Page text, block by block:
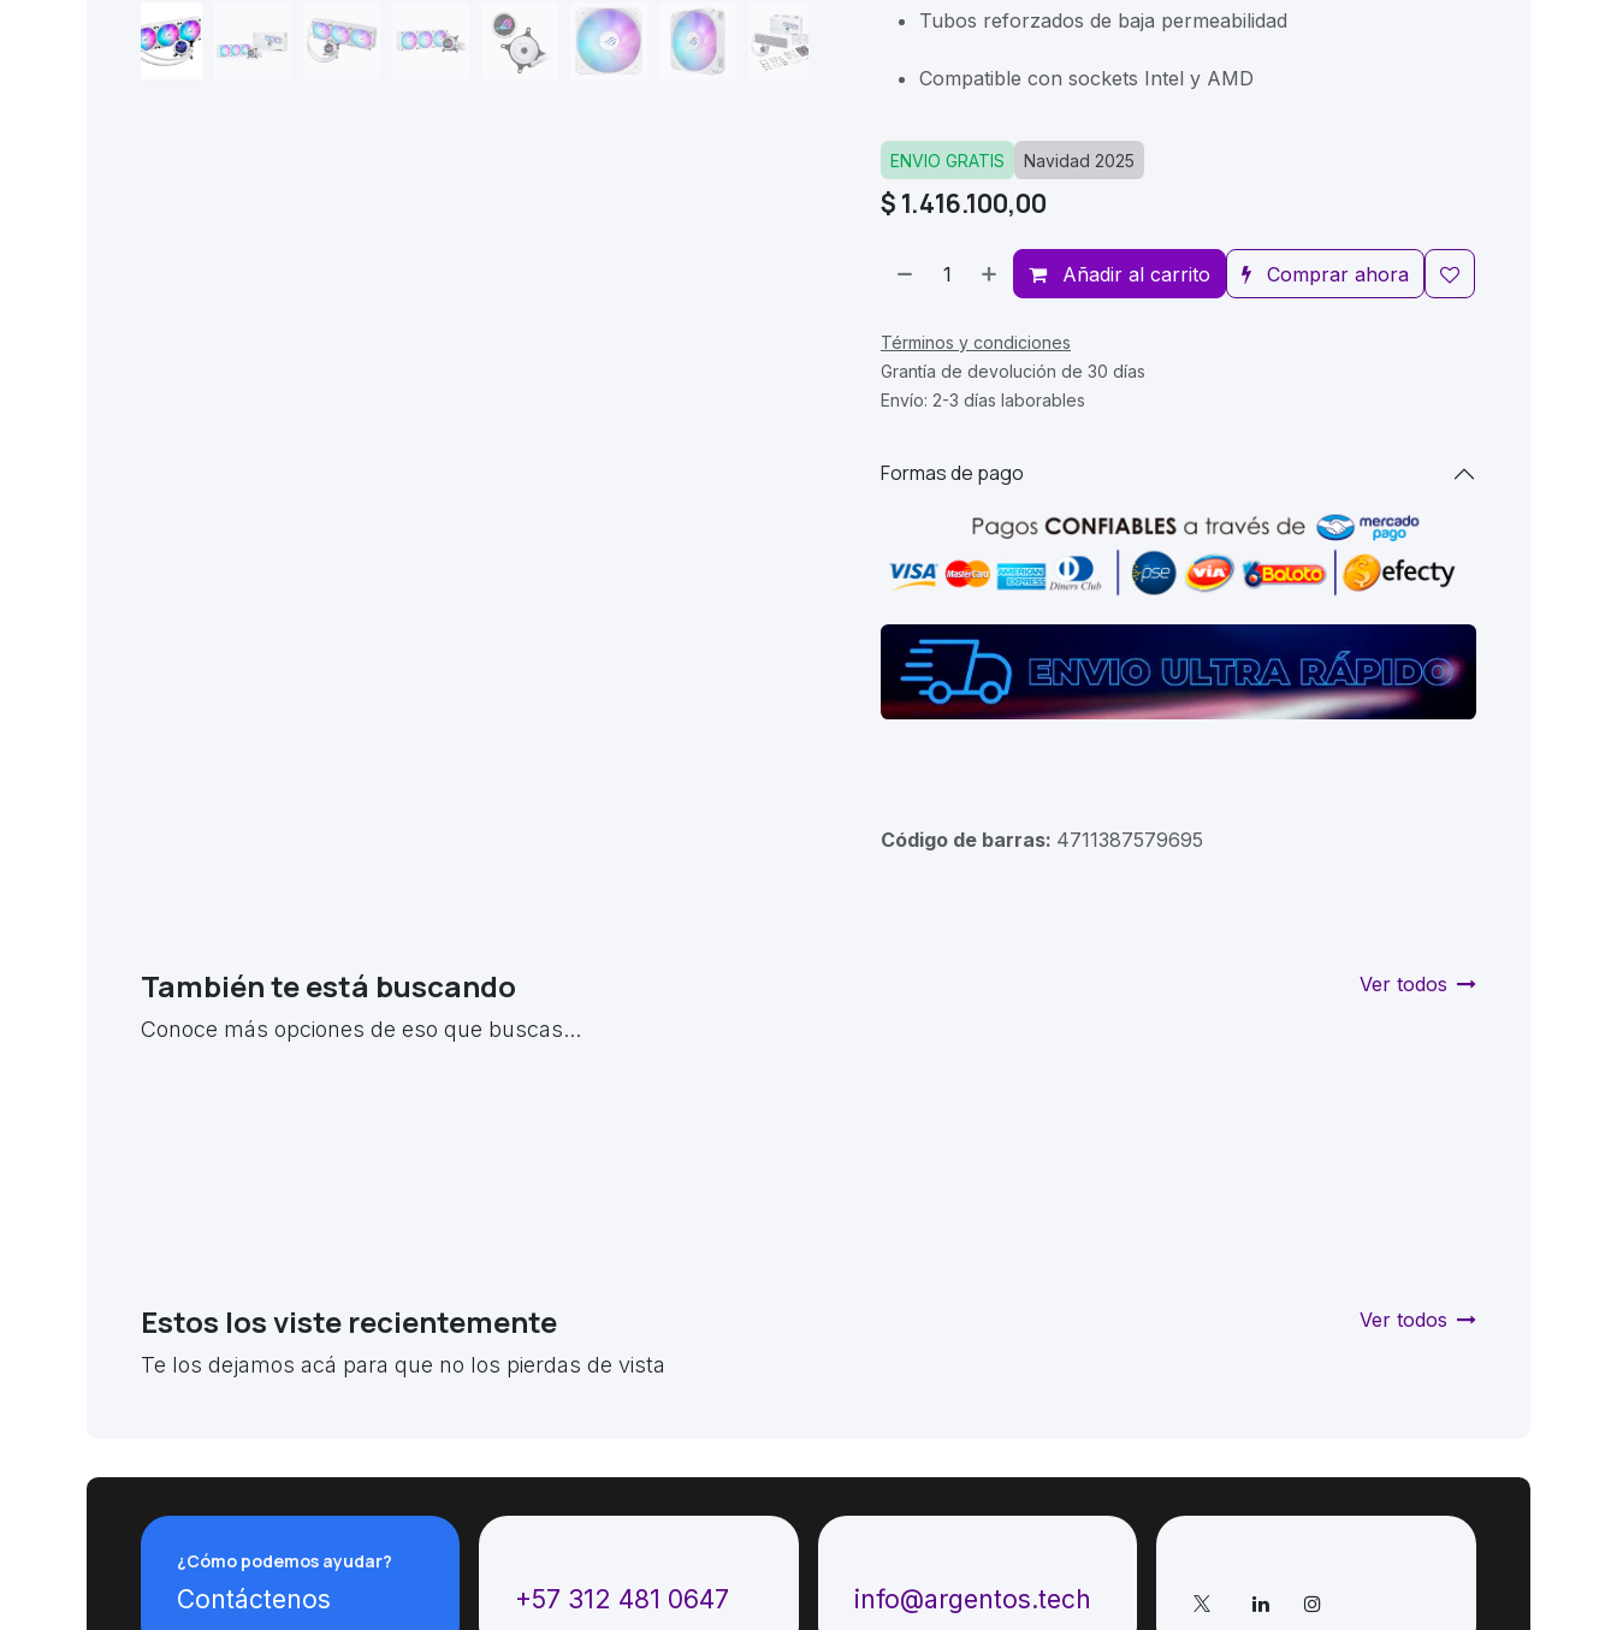
Tubos reforzados de baja permeabilidad
Compatible con sockets Intel y AMD
ENVIO GRATIS Navidad 2025
$ 1.416.100,00
Añadir al carrito Comprar ahora
Términos y condiciones
Grantía de devolución de 30 días
Envío: 2-3 días laborables
Formas de pago
Código de barras: 4711387579695
También te está buscando
Conoce más opciones de eso que buscas...
Ver todos
Estos los viste recientemente
Te los dejamos acá para que no los pierdas de vista
Ver todos
¿Cómo podemos ayudar?
Contáctenos +57 312 481 0647 info@argentos.tech